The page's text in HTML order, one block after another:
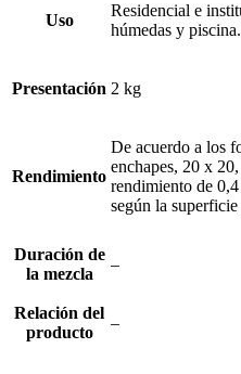
Uso
Residencial e
húmedas y piscina.
Presentación 2 kg
Rendimiento
De acuerdo a los
enchapes, 20 x
rendimiento de
según la
Duración de
la mezcla
–
Relación del
producto
–